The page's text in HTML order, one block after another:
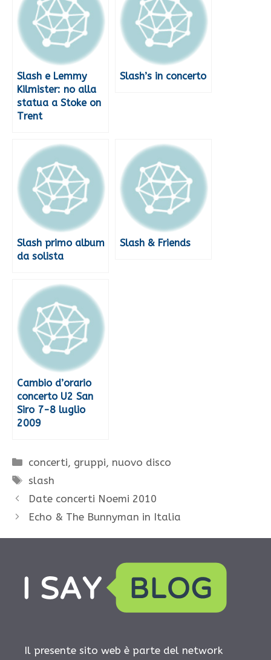
Slash e Lemmy
Kilmister: no alla
statua a Stoke on
Trent
Slash’s in concerto
Slash primo album
da solista
Slash & Friends
Cambio d’orario
concerto U2 San
Siro 7-8 luglio
2009
Categorie
concerti, gruppi, nuovo disco
Tag
slash
Date concerti Noemi 2010
Echo & The Bunnyman in Italia
Il presente sito web è parte del network